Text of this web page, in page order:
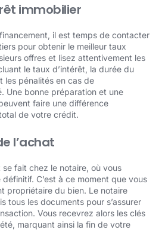
immobilier
il est temps de contacter
pour obtenir le meilleur taux
offres et lisez attentivement les
le taux d’intérêt, la durée du
les pénalités en cas de
Une bonne préparation et une
faire une différence
de votre crédit.
l’achat
se fait chez le notaire, où vous
C’est à ce moment que vous
propriétaire du bien. Le notaire
tous les documents pour s’assurer
Vous recevrez alors les clés
marquant ainsi la fin de votre